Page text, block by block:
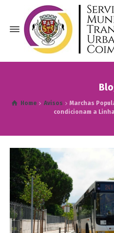
Home Avisos
Marchas
condicionam a